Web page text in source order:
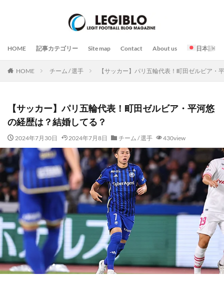
HOME 記事カテゴリー Site map Contact About us 日本語
HOME チーム / 選手 【サッカー】パリ五輪代表！町田ゼルビア・
【サッカー】パリ五輪代表！町田ゼルビア・平河悠
の経歴は？結婚してる？
2024年7月30日 2024年7月8日 チーム / 選手 430view